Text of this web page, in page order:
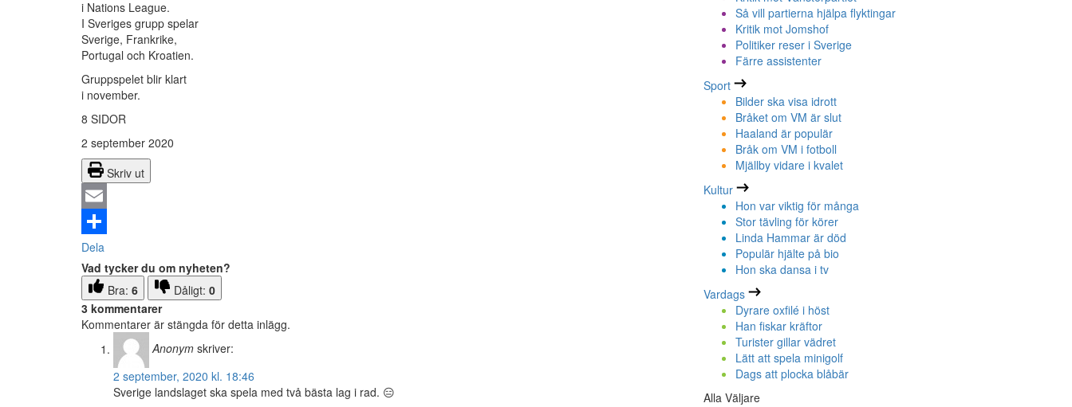
i Nations League.
I Sveriges grupp spelar
Sverige, Frankrike,
Portugal och Kroatien.
Gruppspelet blir klart
i november.
8 SIDOR
2 september 2020
Skriv ut
Email
Dela
Vad tycker du om nyheten?
Bra: 6 Dåligt: 0
3 kommentarer
Kommentarer är stängda för detta inlägg.
Anonym skriver:
2 september, 2020 kl. 18:46
Sverige landslaget ska spela med två bästa lag i rad. 😑
Så vill partierna hjälpa flyktingar
Kritik mot Jomshof
Politiker reser i Sverige
Färre assistenter
Sport
Bilder ska visa idrott
Bråket om VM är slut
Haaland är populär
Bråk om VM i fotboll
Mjällby vidare i kvalet
Kultur
Hon var viktig för många
Stor tävling för körer
Linda Hammar är död
Populär hjälte på bio
Hon ska dansa i tv
Vardags
Dyrare oxfilé i höst
Han fiskar kräftor
Turister gillar vädret
Lätt att spela minigolf
Dags att plocka blåbär
Alla Väljare